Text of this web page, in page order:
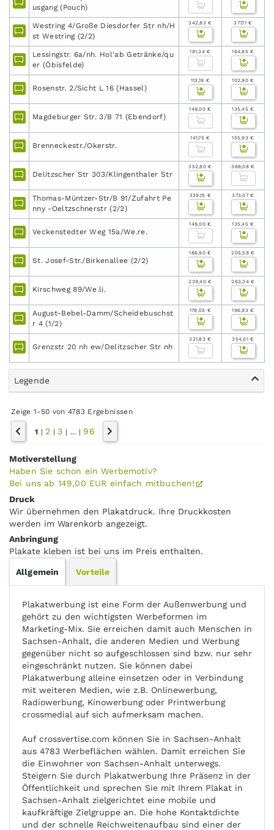
usgang (Pouch)
Westring 4/Große Diesdorfer Str nh/H
st Westring (2/2)
342,83 € 377,11 €
Lessingstr. 6a/nh. Hol'ab Getränke/qu
er (Öbisfelde)
181,34 € 164,85 €
Rosenstr. 2/Sicht L 16 (Hassel)
113,19 € 102,90 €
Magdeburger Str. 3/B 71 (Ebendorf)
149,00 € 135,45 €
Brenneckestr./Okerstr.
141,75 € 155,93 €
Delitzscher Str 303/Klingenthaler Str
352,80 € 388,08 €
Thomas-Müntzer-Str/B 91/Zufahrt Pe
nny -Oeltzschnerstr (2/2)
339,15 € 373,07 €
Veckenstedter Weg 15a/We.re.
149,00 € 135,45 €
St. Josef-Str./Birkenallee (2/2)
186,90 € 205,59 €
Kirschweg 89/We.li.
239,40 € 263,34 €
August-Bebel-Damm/Scheidebuschst
r 4 (1/2)
179,03 € 196,93 €
Grenzstr 20 nh ew/Delitzscher Str nh
321,83 € 354,01 €
Legende
Zeige 1-50 von 4783 Ergebnissen
1 | 2 |3 | ... | 96
Motiverstellung
Haben Sie schon ein Werbemotiv?
Bei uns ab 149,00 EUR einfach mitbuchen!
Druck
Wir übernehmen den Plakatdruck. Ihre Druckkosten
werden im Warenkorb angezeigt.
Anbringung
Plakate kleben ist bei uns im Preis enthalten.
Allgemein Vorteile
Plakatwerbung ist eine Form der Außenwerbung und
gehört zu den wichtigsten Werbeformen im
Marketing-Mix. Sie erreichen damit auch Menschen in
Sachsen-Anhalt, die anderen Medien und Werbung
gegenüber nicht so aufgeschlossen sind bzw. nur sehr
eingeschränkt nutzen. Sie können dabei
Plakatwerbung alleine einsetzen oder in Verbindung
mit weiteren Medien, wie z.B. Onlinewerbung,
Radiowerbung, Kinowerbung oder Printwerbung
crossmedial auf sich aufmerksam machen.
Auf crossvertise.com können Sie in Sachsen-Anhalt
aus 4783 Werbeflächen wählen. Damit erreichen Sie
die Einwohner von Sachsen-Anhalt unterwegs.
Steigern Sie durch Plakatwerbung Ihre Präsenz in der
Öffentlichkeit und sprechen Sie mit Ihrem Plakat in
Sachsen-Anhalt zielgerichtet eine mobile und
kaufkräftige Zielgruppe an. Die hohe Kontaktdichte
und der schnelle Reichweitenaufbau sind einer der